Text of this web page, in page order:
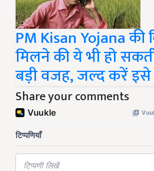
PM Kisan Yojana की
मिलने की ये भी हो
बड़ी वजह, जल्द करें
Share your comments